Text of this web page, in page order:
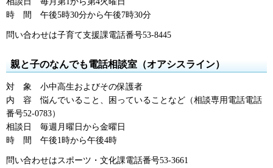
時
間 午後5時30分から午後7時30分
問い合わせは子育て支援課電話番号53-8445
親と子のなんでも電話相談室（オアシスライン）
対 象 小中高生およびその保護者
内
容 悩 んでいること、困っていることなど（相談専用電話電話
番号52-0783）
相談日
毎週月曜日から金曜日
時
間 午後1時から午後4時
問い合わせはスポーツ・文化課電話番号53-3661